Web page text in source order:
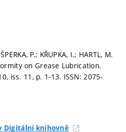
P.; KŘUPKA, I.; HARTL, M.
on Grease Lubrication.
iss. 11, p. 1-13. ISSN: 2075-
Digitální knihovně